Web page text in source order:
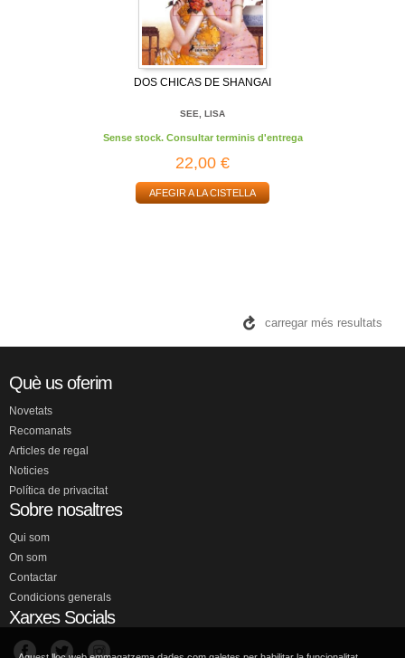
DOS CHICAS DE SHANGAI
SEE, LISA
Sense stock. Consultar terminis d'entrega
22,00 €
AFEGIR A LA CISTELLA